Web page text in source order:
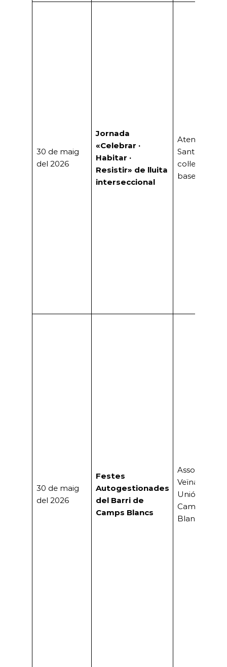
30 de maig
del 2026
Jornada
«Celebrar ·
Habitar ·
Resistir» de lluita
interseccional
Ateneu
Santboià i
col·lectius de
base
30 de maig
del 2026
Festes
Autogestionades
del Barri de
Camps Blancs
Associació
Veïnal «La
Unión» de
Camps
Blancs